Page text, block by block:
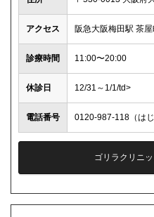
アクセス 阪急大阪梅田駅 茶
診療時間 11:00〜20:00
休診日 12/31～1/1/td>
電話番号 0120-987-118（は
ゴリラクリニ